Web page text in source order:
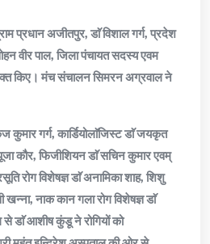
प्रधान अजीतपुर, डाॅ विशाल गर्ग, प्रदेश
वीर पाल, जिला पंचायत सदस्य एवम
किए। मंच संचालन सिमरन अग्रवाल ने
कुमार गर्ग, कार्डियोलाॅजिस्ट डाॅ जयकृत
कौर, फिजीशियन डाॅ सचिन कुमार एवम्
रोग विशेषज्ञ डाॅ अनामिका शाह, शिशु
खन्ना, नाक कान गला रोग विशेषज्ञ डाॅ
से डाॅ आशीष कुंडू ने रोगियों को